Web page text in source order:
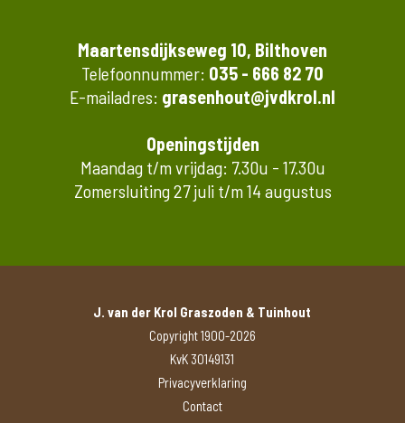
Maartensdijkseweg 10, Bilthoven
Telefoonnummer: 035 - 666 82 70
E-mailadres: grasenhout@jvdkrol.nl
Openingstijden
Maandag t/m vrijdag: 7.30u - 17.30u
Zomersluiting 27 juli t/m 14 augustus
J. van der Krol Graszoden & Tuinhout
Copyright 1900-2026
KvK 30149131
Privacyverklaring
Contact